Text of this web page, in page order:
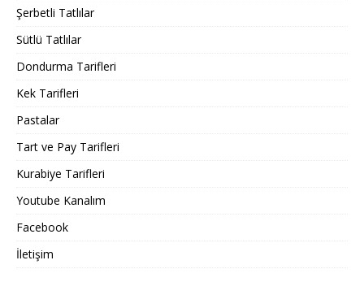
Şerbetli Tatlılar
Sütlü Tatlılar
Dondurma Tarifleri
Kek Tarifleri
Pastalar
Tart ve Pay Tarifleri
Kurabiye Tarifleri
Youtube Kanalım
Facebook
İletişim